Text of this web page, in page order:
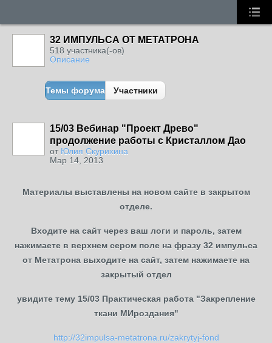
32 ИМПУЛЬСА ОТ МЕТАТРОНА
518 участника(-ов)
Описание
Темы форума Участники
15/03 Вебинар "Проект Древо"
продолжение работы с Кристаллом Дао
от Юлия Скурихина
Мар 14, 2013
Материалы выставлены на новом сайте в закрытом
отделе.
Входите на сайт через ваш логи и пароль, затем
нажимаете в верхнем сером поле на фразу 32 импульса
от Метатрона выходите на сайт, затем нажимаете на
закрытый отдел
увидите тему 15/03 Практическая работа "Закрепление
ткани МИроздания"
http://32impulsa-metatrona.ru/zakrytyj-fond